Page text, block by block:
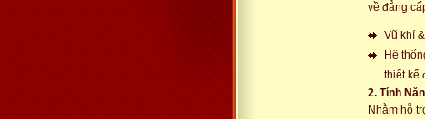
về đẳng
Vũ khí
Hệ
thiết kế
2. Tính
Nhằm hỗ